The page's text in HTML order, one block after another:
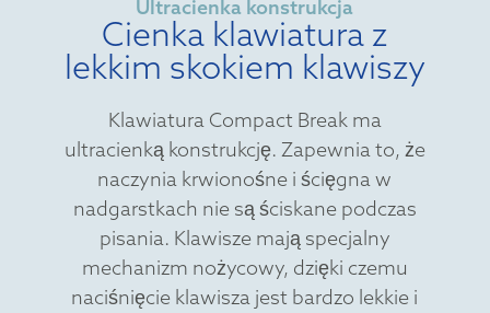
Ultracienka konstrukcja
Cienka klawiatura z
lekkim skokiem klawiszy
Klawiatura Compact Break ma
ultracienką konstrukcję. Zapewnia to, że
naczynia krwionośne i ścięgna w
nadgarstkach nie są ściskane podczas
pisania. Klawisze mają specjalny
mechanizm nożycowy, dzięki czemu
naciśnięcie klawisza jest bardzo lekkie i